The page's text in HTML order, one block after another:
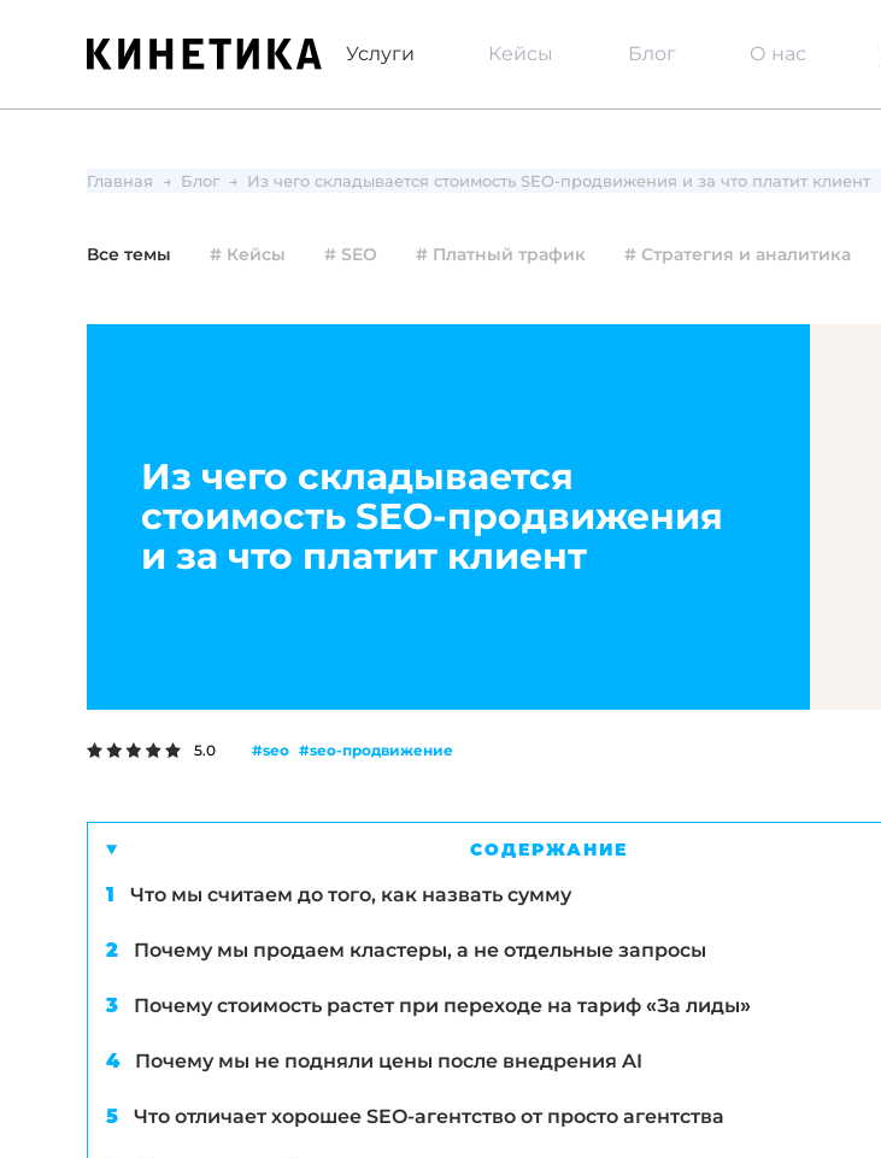
Услуги Кейсы Блог О нас
Главная Блог Из чего складывается стоимость SEO-продвижения и за что платит клиент
Все темы # Кейсы # SEO # Платный трафик # Стратегия и аналитика
Из чего складывается
стоимость SEO-продвижения
и за что платит клиент
5.0 #seo #seo-продвижение
СОДЕРЖАНИЕ
Что мы считаем до того, как назвать сумму
Почему мы продаем кластеры, а не отдельные запросы
Почему стоимость растет при переходе на тариф «За лиды»
Почему мы не подняли цены после внедрения AI
Что отличает хорошее SEO-агентство от просто агентства